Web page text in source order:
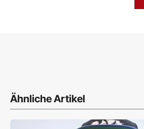
Ähnliche Artikel